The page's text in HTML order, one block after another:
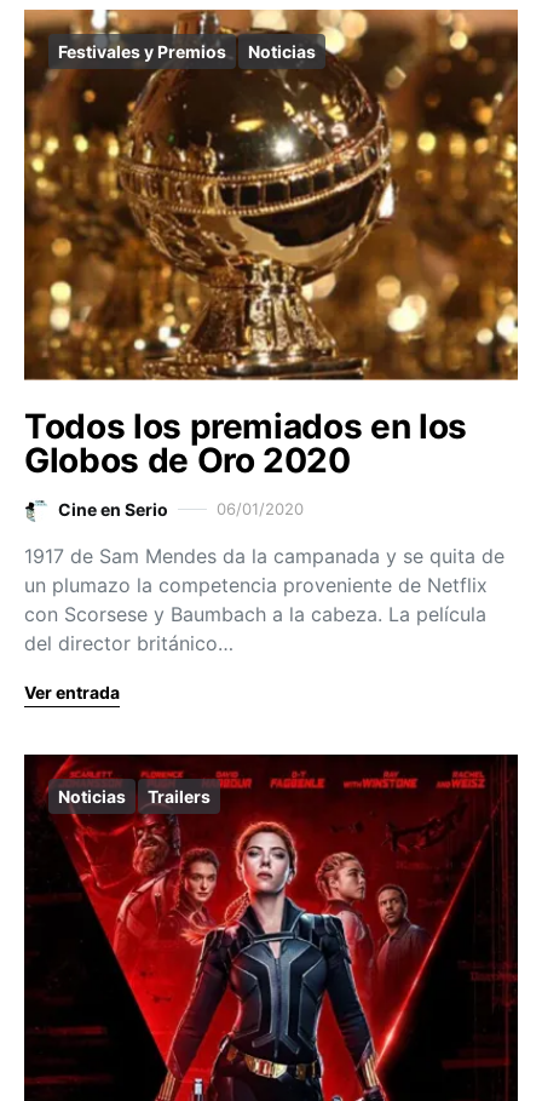
Festivales y Premios Noticias
Todos los premiados en los
Globos de Oro 2020
Cine en Serio 06/01/2020
1917 de Sam Mendes da la campanada y se quita de
un plumazo la competencia proveniente de Netflix
con Scorsese y Baumbach a la cabeza. La película
del director británico…
Ver entrada
Noticias Trailers